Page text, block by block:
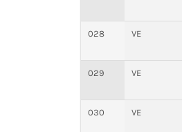
028 VE
029 VE
030 VE